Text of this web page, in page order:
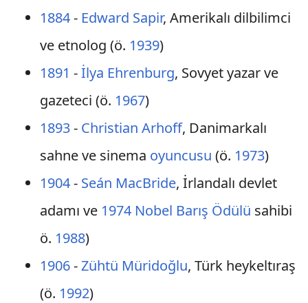
1884- Edward Sapir, Amerikalı dilbilimci
ve etnolog (ö. 1939)
1891 -İlya Ehrenburg, Sovyet yazar ve
gazeteci (ö. 1967)
1893- Christian Arhoff, Danimarkalı
sahne ve sinema oyuncusu (ö. 1973)
1904- Seán MacBride, İrlandalı devlet
adamı ve 1974 Nobel Barış Ödülü sahibi
ö. 1988)
1906-Zühtü Müridoğlu, Türk heykeltıraş
(ö. 1992)